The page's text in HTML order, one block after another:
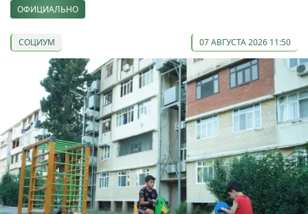
ОФИЦИАЛЬНО
СОЦИУМ 07 АВГУСТА 2026 11:50